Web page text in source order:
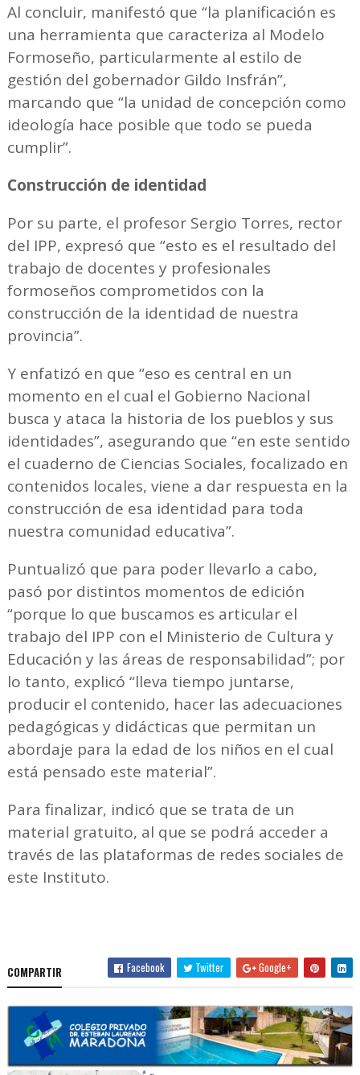
Al concluir, manifestó que “la planificación es
una herramienta que caracteriza al Modelo
Formoseño, particularmente al estilo de
gestión del gobernador Gildo Insfrán”,
marcando que “la unidad de concepción como
ideología hace posible que todo se pueda
cumplir”.
Construcción de identidad
Por su parte, el profesor Sergio Torres, rector
del IPP, expresó que “esto es el resultado del
trabajo de docentes y profesionales
formoseños comprometidos con la
construcción de la identidad de nuestra
provincia”.
Y enfatizó en que “eso es central en un
momento en el cual el Gobierno Nacional
busca y ataca la historia de los pueblos y sus
identidades”, asegurando que “en este sentido
el cuaderno de Ciencias Sociales, focalizado en
contenidos locales, viene a dar respuesta en la
construcción de esa identidad para toda
nuestra comunidad educativa”.
Puntualizó que para poder llevarlo a cabo,
pasó por distintos momentos de edición
“porque lo que buscamos es articular el
trabajo del IPP con el Ministerio de Cultura y
Educación y las áreas de responsabilidad”; por
lo tanto, explicó “lleva tiempo juntarse,
producir el contenido, hacer las adecuaciones
pedagógicas y didácticas que permitan un
abordaje para la edad de los niños en el cual
está pensado este material”.
Para finalizar, indicó que se trata de un
material gratuito, al que se podrá acceder a
través de las plataformas de redes sociales de
este Instituto.
COMPARTIR Facebook Twitter Google+